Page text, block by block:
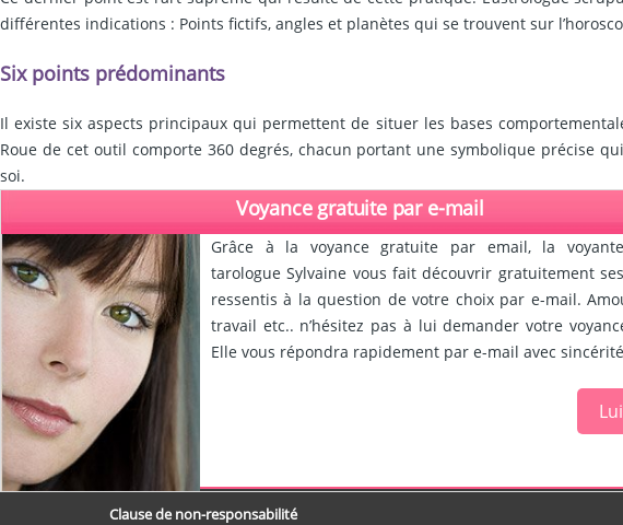
différentes indications : Points fictifs, angles et planètes qui se trouvent sur
Six points prédominants
Il existe six aspects principaux qui permettent de situer les bases
Roue de cet outil comporte 360 degrés, chacun portant une symbolique précise
soi.
Voyance gratuite par e-mail
Grâce à la voyance gratuite par email, la
tarologue Sylvaine vous fait découvrir gratuitement
ressentis à la question de votre choix par e-mail.
travail etc.. n’hésitez pas à lui demander votre
Elle vous répondra rapidement par e-mail avec
Clause de non-responsabilité